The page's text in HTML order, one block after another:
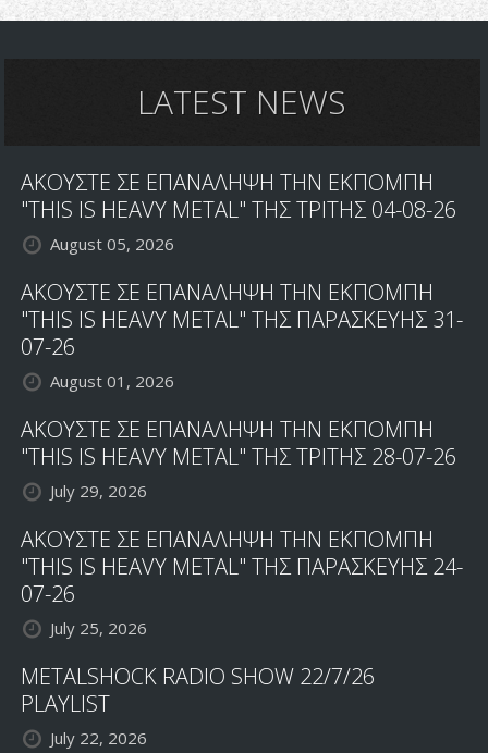
LATEST NEWS
ΑΚΟΥΣΤΕ ΣΕ ΕΠΑΝΑΛΗΨΗ ΤΗΝ ΕΚΠΟΜΠΗ
"THIS IS HEAVY METAL" ΤΗΣ ΤΡΙΤΗΣ 04-08-26
August 05, 2026
ΑΚΟΥΣΤΕ ΣΕ ΕΠΑΝΑΛΗΨΗ ΤΗΝ ΕΚΠΟΜΠΗ
"THIS IS HEAVY METAL" ΤΗΣ ΠΑΡΑΣΚΕΥΗΣ 31-
07-26
August 01, 2026
ΑΚΟΥΣΤΕ ΣΕ ΕΠΑΝΑΛΗΨΗ ΤΗΝ ΕΚΠΟΜΠΗ
"THIS IS HEAVY METAL" ΤΗΣ ΤΡΙΤΗΣ 28-07-26
July 29, 2026
ΑΚΟΥΣΤΕ ΣΕ ΕΠΑΝΑΛΗΨΗ ΤΗΝ ΕΚΠΟΜΠΗ
"THIS IS HEAVY METAL" ΤΗΣ ΠΑΡΑΣΚΕΥΗΣ 24-
07-26
July 25, 2026
METALSHOCK RADIO SHOW 22/7/26
PLAYLIST
July 22, 2026